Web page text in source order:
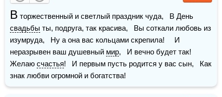
В
свадьбы ты, подруга, так красива,   Вы соткали любовь из
изумруда,   Ну а она вас кольцами скрепила!     И
неразрывен ваш душевный мир,   И вечно будет так!
Желаю счастья!   И первым пусть родится у вас сын,   Как
знак любви огромной и богатства!